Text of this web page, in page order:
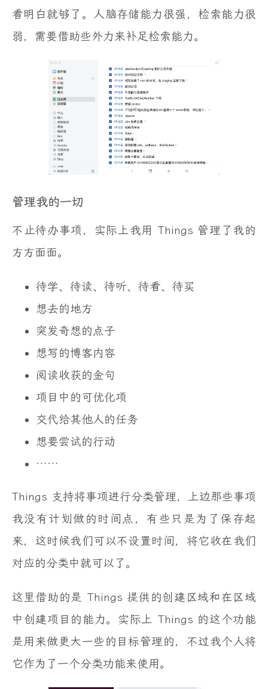
看明白就够了。人脑存储能力很强，检索能力很
弱，需要借助些外力来补足检索能力。
管理我的一切
不止待办事项，实际上我用 Things 管理了我的
方方面面。
待学、待读、待听、待看、待买
想去的地方
突发奇想的点子
想写的博客内容
阅读收获的金句
项目中的可优化项
交代给其他人的任务
想要尝试的行动
……
Things 支持将事项进行分类管理，上边那些事项
我没有计划做的时间点，有些只是为了保存起
来，这时候我们可以不设置时间，将它收在我们
对应的分类中就可以了。
这里借助的是 Things 提供的创建区域和在区域
中创建项目的能力。实际上 Things 的这个功能
是用来做更大一些的目标管理的，不过我个人将
它作为了一个分类功能来使用。